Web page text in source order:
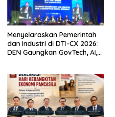
Menyelaraskan Pemerintah
dan Industri di DTI-CX 2026:
DEN Gaungkan GovTech, AI,
Kompetitif